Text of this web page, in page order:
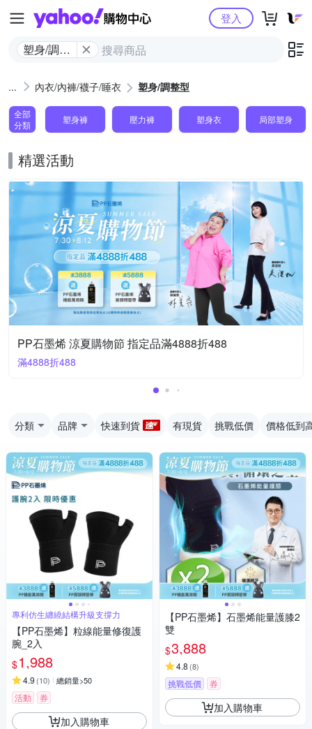
Yahoo購物中心
塑身/調整
登入
內衣/內褲/襪子/睡衣 塑身/調整型
全部
分類
塑身褲 壓力褲 塑身衣 局部塑身
精選活動
PP石墨烯 涼夏購物節 指定品滿4888折488
滿4888折488
分類 品牌 快速到貨 有現貨 挑戰低價 價格低到
專利仿生纏繞結構升級支撐力
【PP石墨烯】粒線能量修復護
腕_2入
$1,988
4.9 (10) 總銷量>50
活動 券
加入購物車
【PP石墨烯】石墨烯能量護膝2
雙
$3,888
4.8 (8)
挑戰低價 券
加入購物車